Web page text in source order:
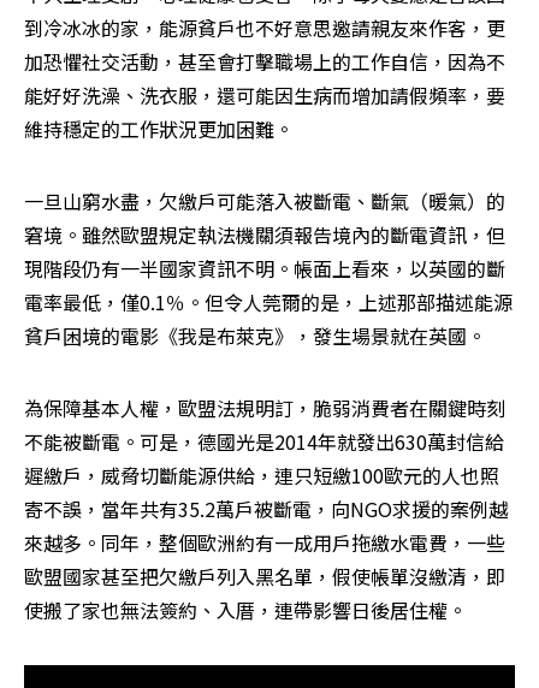
到冷冰冰的家，能源貧戶也不好意思邀請親友來作客，更
加恐懼社交活動，甚至會打擊職場上的工作自信，因為不
能好好洗澡、洗衣服，還可能因生病而增加請假頻率，要
維持穩定的工作狀況更加困難。
一旦山窮水盡，欠繳戶可能落入被斷電、斷氣（暖氣）的
窘境。雖然歐盟規定執法機關須報告境內的斷電資訊，但
現階段仍有一半國家資訊不明。帳面上看來，以英國的斷
電率最低，僅0.1％。但令人莞爾的是，上述那部描述能源
貧戶困境的電影《我是布萊克》，發生場景就在英國。
為保障基本人權，歐盟法規明訂，脆弱消費者在關鍵時刻
不能被斷電。可是，德國光是2014年就發出630萬封信給
遲繳戶，威脅切斷能源供給，連只短繳100歐元的人也照
寄不誤，當年共有35.2萬戶被斷電，向NGO求援的案例越
來越多。同年，整個歐洲約有一成用戶拖繳水電費，一些
歐盟國家甚至把欠繳戶列入黑名單，假使帳單沒繳清，即
使搬了家也無法簽約、入厝，連帶影響日後居住權。